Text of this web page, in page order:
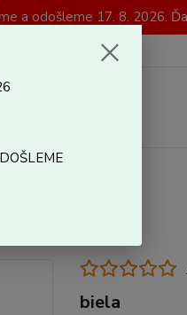
a odošleme 17. 8. 2026.
biela